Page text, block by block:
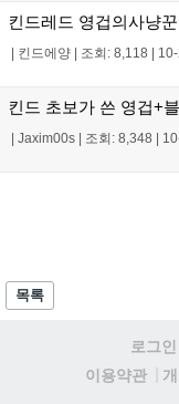
킨드레드 영겁의사냥
킨드에양 조회: 8,118
킨드 초보가 쓴 영겁+
Jaxim00s 조회: 8,348
목록
로그인
이용약관